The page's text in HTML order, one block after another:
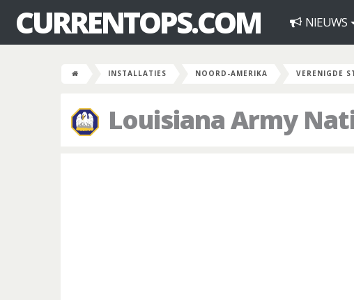
CURRENTOPS.COM NIEUWS
INSTALLATIES NOORD-AMERIKA VERENIGDE
Louisiana Army